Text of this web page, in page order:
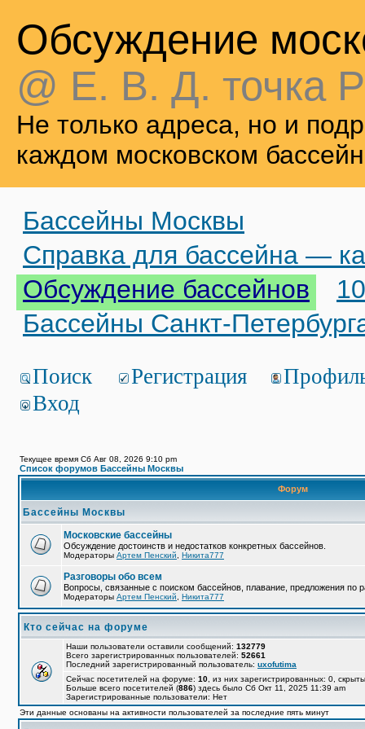
Обсуждение
@ Е. В. Д. точка
Не только адреса, но и
каждом московском
Бассейны Москвы
Справка для бассейна —
Обсуждение бассейнов
Бассейны Санкт-
Поиск Регистрация
Вход
Текущее время Сб Авг 08, 2026 9:10 pm
Список форумов Бассейны Москвы
Форум
Бассейны Москвы
Московские бассейны
Обсуждение достоинств и недостатков конкретных бассейнов.
Модераторы Артем Пенский Никита777
Разговоры обо всем
Вопросы, связанные с поиском бассейнов, плавание, предложения по
Модераторы Артем Пенский Никита777
Кто сейчас на форуме
Наши пользователи оставили сообщений: 132779
Всего зарегистрированных пользователей: 52661
Последний зарегистрированный пользователь: uxofutima
Сейчас посетителей на форуме: 10 , из них зарегистрированных: 0,
Больше всего посетителей (886) здесь было Сб Окт 11, 2025 11:39 am
Зарегистрированные пользователи: Нет
Эти данные основаны на активности пользователей за последние пять минут